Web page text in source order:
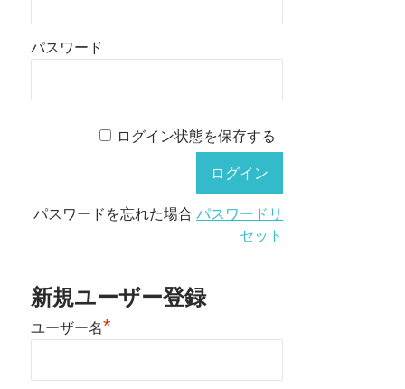
パスワード
ログイン状態を保存する
パスワードを忘れた場合パスワードリ
セット
新規ユーザー登録
ユーザー名*